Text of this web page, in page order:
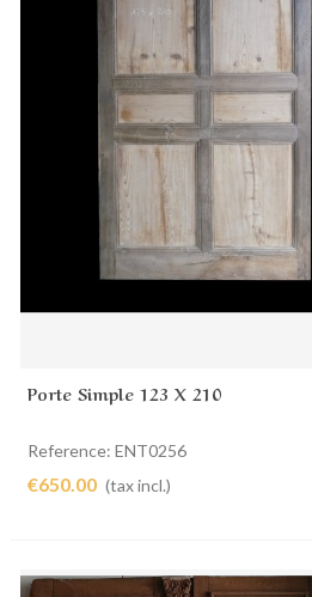
Add to cart
Porte Simple 123 X 210
Reference: ENT0256
€650.00 (tax incl.)